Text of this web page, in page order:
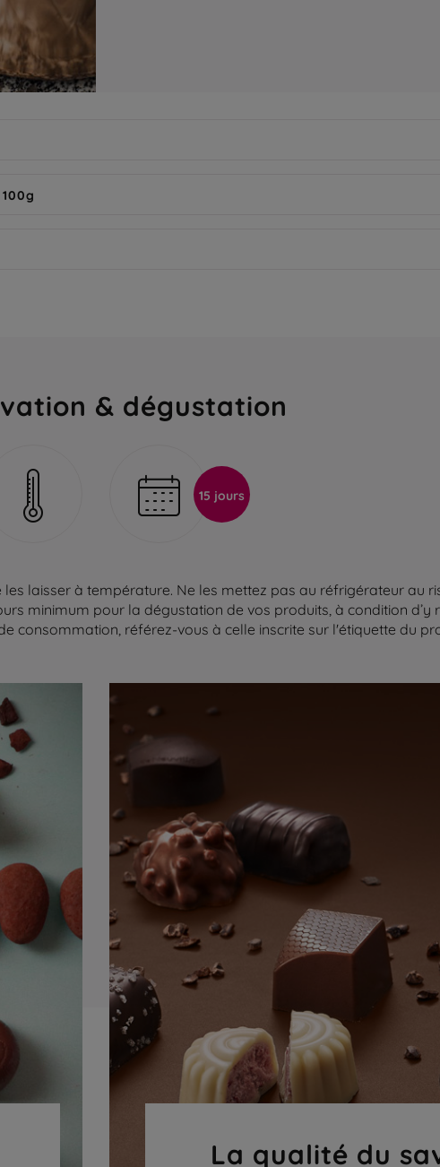
& dégustation
15 jours
laisser à température. Ne les mettez pas au réfrigérateur au
minimum pour la dégustation de vos produits, à condition d’y
consommation, référez-vous à celle inscrite sur l'étiquette du
La qualité du